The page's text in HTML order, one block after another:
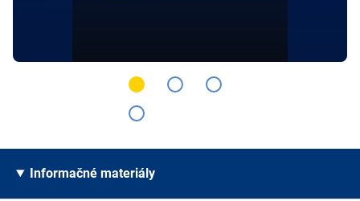
Informačné materiály